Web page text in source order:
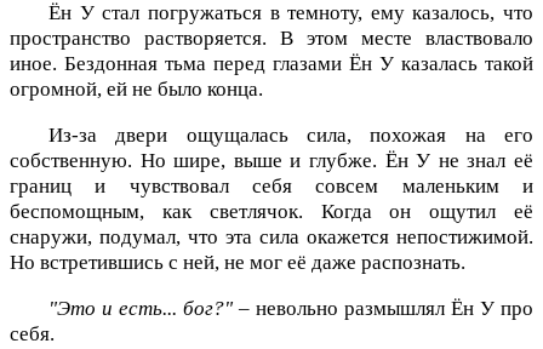
Ён У стал погружаться в темноту, ему казалось, что
пространство растворяется. В этом месте властвовало
иное. Бездонная тьма перед глазами Ён У казалась такой
огромной, ей не было конца.
Из-за двери ощущалась сила, похожая на его
собственную. Но шире, выше и глубже. Ён У не знал её
границ и чувствовал себя совсем маленьким и
беспомощным, как светлячок. Когда он ощутил её
снаружи, подумал, что эта сила окажется непостижимой.
Но встретившись с ней, не мог её даже распознать.
"Это и есть... бог?" – невольно размышлял Ён У про
себя.